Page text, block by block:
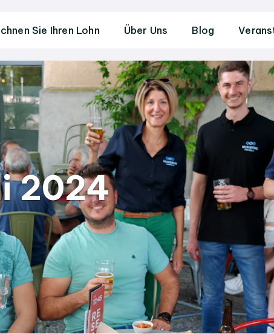
Sie Ihren Lohn Über Uns Blog
2024